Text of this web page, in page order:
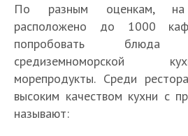
По разным оценкам,
расположено до 1000
попробовать
средиземноморской
морепродукты. Среди
высоким качеством кухни с
называют: